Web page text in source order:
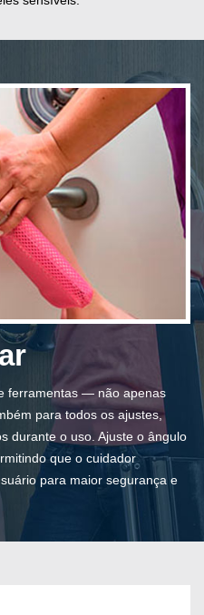
ferramentas — não apenas
para todos os ajustes,
durante o uso. Ajuste o ângulo
que o cuidador
para maior segurança e